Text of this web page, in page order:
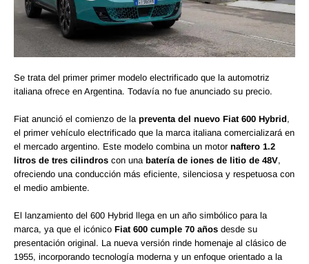
Se trata del primer primer modelo electrificado que la automotriz
italiana ofrece en Argentina. Todavía no fue anunciado su precio.
Fiat anunció el comienzo de la preventa del nuevo Fiat 600 Hybrid,
el primer vehículo electrificado que la marca italiana comercializará en
el mercado argentino. Este modelo combina un motor naftero 1.2
litros de tres cilindros con una batería de iones de litio de 48V,
ofreciendo una conducción más eficiente, silenciosa y respetuosa con
el medio ambiente.
El lanzamiento del 600 Hybrid llega en un año simbólico para la
marca, ya que el icónico Fiat 600 cumple 70 años desde su
presentación original. La nueva versión rinde homenaje al clásico de
1955, incorporando tecnología moderna y un enfoque orientado a la